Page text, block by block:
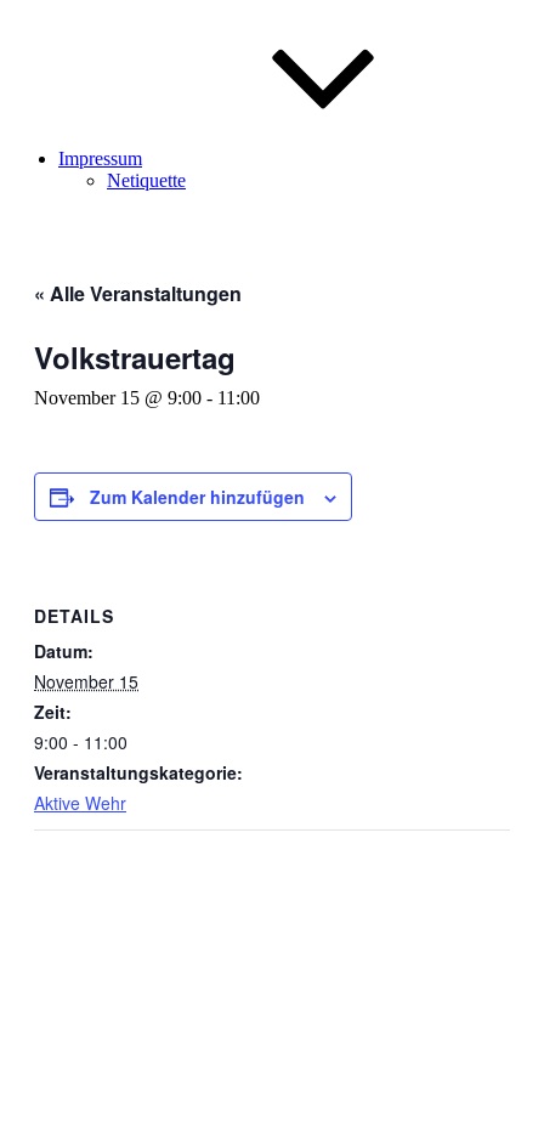
Impressum
Netiquette
« Alle Veranstaltungen
Volkstrauertag
November 15 @ 9:00 - 11:00
Zum Kalender hinzufügen
DETAILS
Datum:
November 15
Zeit:
9:00 - 11:00
Veranstaltungskategorie:
Aktive Wehr